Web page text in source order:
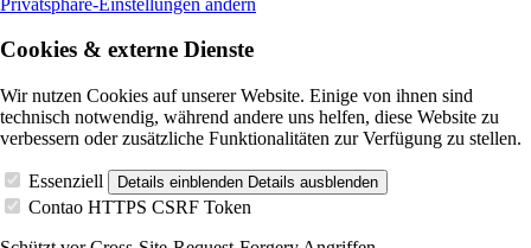
Cookies & externe Dienste
Wir nutzen Cookies auf unserer Website. Einige von ihnen sind
technisch notwendig, während andere uns helfen, diese Website zu
verbessern oder zusätzliche Funktionalitäten zur Verfügung zu stellen.
Essenziell Details einblenden Details ausblenden
Contao HTTPS CSRF Token